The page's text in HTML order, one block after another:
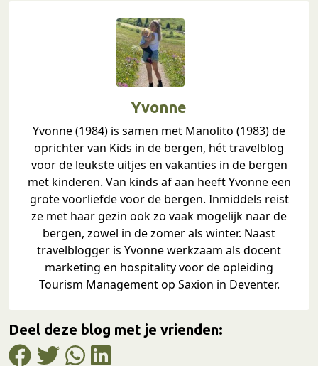
Yvonne
Yvonne (1984) is samen met Manolito (1983) de
oprichter van Kids in de bergen, hét travelblog
voor de leukste uitjes en vakanties in de bergen
met kinderen. Van kinds af aan heeft Yvonne een
grote voorliefde voor de bergen. Inmiddels reist
ze met haar gezin ook zo vaak mogelijk naar de
bergen, zowel in de zomer als winter. Naast
travelblogger is Yvonne werkzaam als docent
marketing en hospitality voor de opleiding
Tourism Management op Saxion in Deventer.
Deel deze blog met je vrienden: